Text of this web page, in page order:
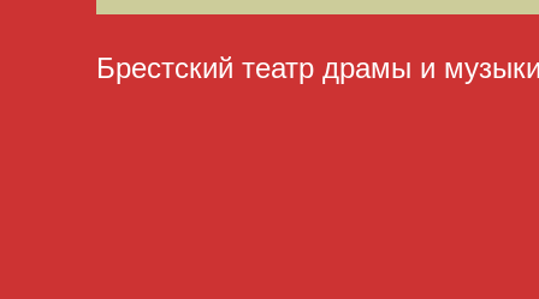
Брестский театр драмы и